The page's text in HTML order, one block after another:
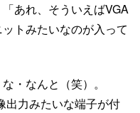
あれ、そういえばVGA
トみたいなのが入って
・なんと（笑）。
出力みたいな端子が付